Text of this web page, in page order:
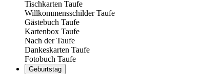
Tischkarten Taufe
Willkommensschilder Taufe
Gästebuch Taufe
Kartenbox Taufe
Nach der Taufe
Dankeskarten Taufe
Fotobuch Taufe
Geburtstag